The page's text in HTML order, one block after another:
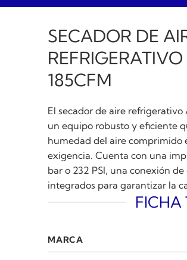
SECADOR DE
185CFM
El secador de aire refrigerativo
un equipo robusto y eficiente
humedad del aire comprimido
exigencia. Cuenta con una
bar o 232 PSI, una conexión
integrados para garantizar la
FICHA
MARCA